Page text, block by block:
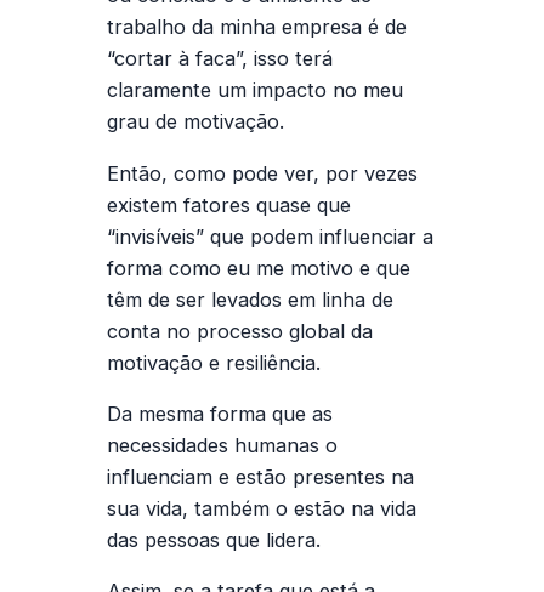
trabalho da minha empresa é de
“cortar à faca”, isso terá
claramente um impacto no meu
grau de motivação.
Então, como pode ver, por vezes
existem fatores quase que
“invisíveis” que podem influenciar a
forma como eu me motivo e que
têm de ser levados em linha de
conta no processo global da
motivação e resiliência.
Da mesma forma que as
necessidades humanas o
influenciam e estão presentes na
sua vida, também o estão na vida
das pessoas que lidera.